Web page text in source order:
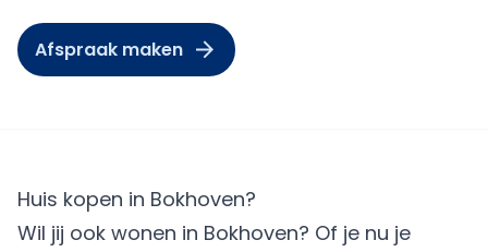
Afspraak maken
Huis kopen in Bokhoven?
Wil jij ook wonen in Bokhoven? Of je nu je